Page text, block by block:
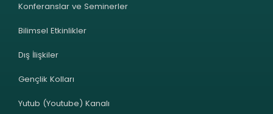
Konferanslar ve Seminerler
Bilimsel Etkinlikler
Dış İlişkiler
Gençlik Kolları
Yutub (Youtube) Kanalı